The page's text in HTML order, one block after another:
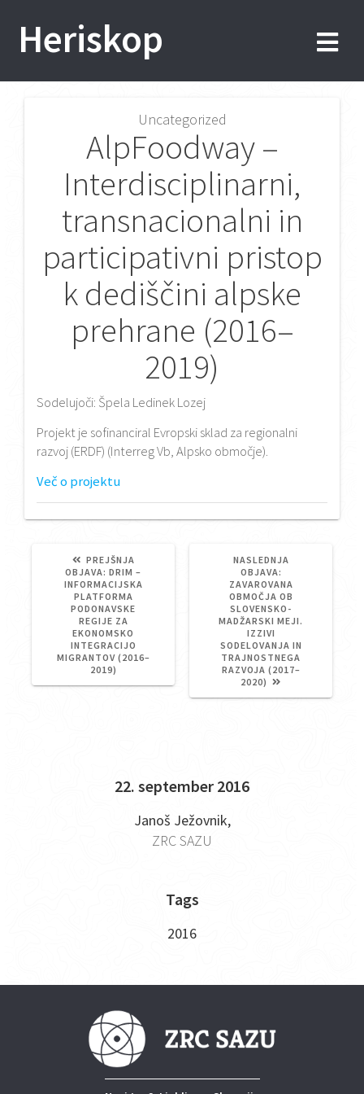
Heriskop
22. september 2016
Janoš Ježovnik,
ZRC SAZU
Tags
2016
Uncategorized
AlpFoodway –
Interdisciplinarni,
transnacionalni in
participativni pristop
k dediščini alpske
prehrane (2016–
2019)
Sodelujoči: Špela Ledinek Lozej
Projekt je sofinanciral Evropski sklad za regionalni
razvoj (ERDF) (Interreg Vb, Alpsko območje).
Več o projektu
navigation
PREJŠNJA
OBJAVA: PREJŠNJA
OBJAVA:
DRIM –
INFORMACIJSKA
PLATFORMA
PODONAVSKE
REGIJE ZA
EKONOMSKO
INTEGRACIJO
MIGRANTOV (2016–
2019)
NASLEDNJA
OBJAVA:
OBJAVA:
ZAVAROVANA
OBMOČJA OB
SLOVENSKO-
MADŽARSKI MEJI.
IZZIVI
SODELOVANJA IN
TRAJNOSTNEGA
RAZVOJA (2017–
2020)